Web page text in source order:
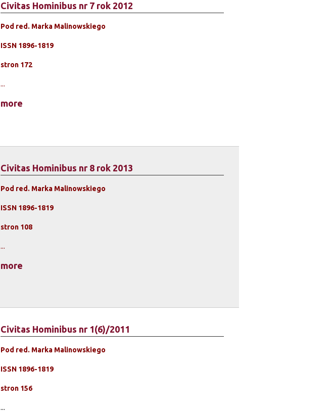
Civitas Hominibus nr 7 rok 2012
Pod red. Marka Malinowskiego
ISSN 1896-1819
stron 172
...
more
Civitas Hominibus nr 8 rok 2013
Pod red. Marka Malinowskiego
ISSN 1896-1819
stron 108
...
more
Civitas Hominibus nr 1(6)/2011
Pod red. Marka Malinowskiego
ISSN 1896-1819
stron 156
...